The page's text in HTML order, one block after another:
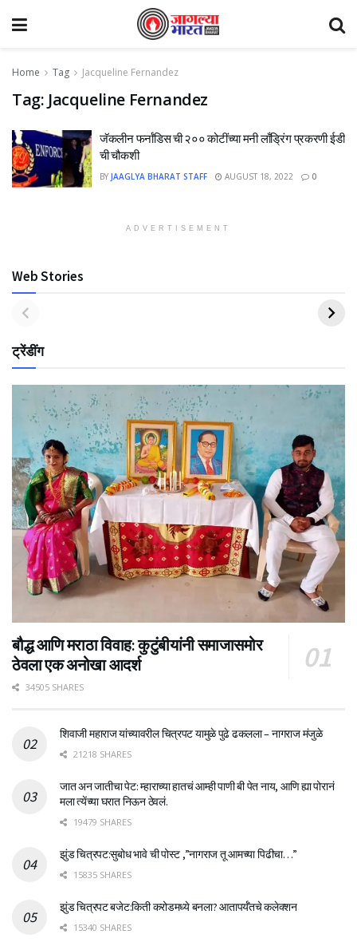
Home Tag Jacqueline Fernandez
Tag: Jacqueline Fernandez
जॅकलीन फर्नांडिस ची २०० कोटींच्या मनी लाँड्रिंग प्रकरणी ईडी
ची चौकशी
BY JAAGLYA BHARAT STAFF AUGUST 18, 2022 0
ADVERTISEMENT
Web Stories
ट्रेंडींग
बौद्ध आणि मराठा विवाह: कुटुंबीयांनी समाजासमोर
ठेवला एक अनोखा आदर्श
34505 SHARES
शिवाजी महाराज यांच्यावरील चित्रपट यामुळे पुढे ढकलला – नागराज मंजुळे
21218 SHARES
जात अन जातीचा पेट: म्हाराच्या हातचं आम्ही पाणी बी पेत नाय, आणि ह्या पोरानं
मला त्येंच्या घरात निऊन ठेवलं.
19479 SHARES
झुंड चित्रपट:सुबोध भावे ची पोस्ट ,”नागराज तू आमच्या पिढीचा…”
15835 SHARES
झुंड चित्रपट बजेट:किती करोडमध्ये बनला? आतापर्यँतचे कलेक्शन
15340 SHARES